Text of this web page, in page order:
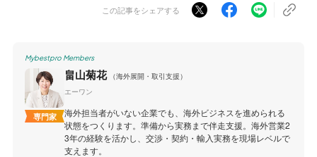
この記事をシェアする
Mybestpro Members
専門家
畠山菊花
（海外展開・取引支援）
エーワン
海外担当者がいない企業でも、海外ビジネスを進められる
状態をつくります。準備から実務まで伴走支援。海外営業2
3年の経験を活かし、交渉・契約・輸入実務を現場レベルで
支えます。